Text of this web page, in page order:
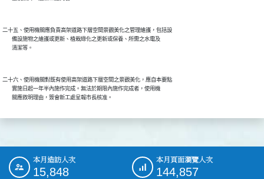
二十五、使用機關應負責高架道路下層空間景觀美化之管理維護，包括設
        備設施物之維護或更新、植栽綠化之更新或保養、所需之水電及
二十六、使用機關對既有使用高架道路下層空間之景觀美化，應自本要點
        實施日起一年半內施作完成。無法於期限內施作完成者，使用機
::: 本月造訪人次
15,848
本月頁面瀏覽人次
144,857